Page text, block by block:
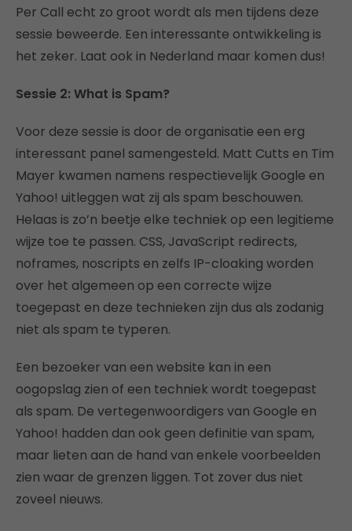
Per Call echt zo groot wordt als men tijdens deze
sessie beweerde. Een interessante ontwikkeling is
het zeker. Laat ook in Nederland maar komen dus!
Sessie 2: What is Spam?
Voor deze sessie is door de organisatie een erg
interessant panel samengesteld. Matt Cutts en Tim
Mayer kwamen namens respectievelijk Google en
Yahoo! uitleggen wat zij als spam beschouwen.
Helaas is zo’n beetje elke techniek op een legitieme
wijze toe te passen. CSS, JavaScript redirects,
noframes, noscripts en zelfs IP-cloaking worden
over het algemeen op een correcte wijze
toegepast en deze technieken zijn dus als zodanig
niet als spam te typeren.
Een bezoeker van een website kan in een
oogopslag zien of een techniek wordt toegepast
als spam. De vertegenwoordigers van Google en
Yahoo! hadden dan ook geen definitie van spam,
maar lieten aan de hand van enkele voorbeelden
zien waar de grenzen liggen. Tot zover dus niet
zoveel nieuws.